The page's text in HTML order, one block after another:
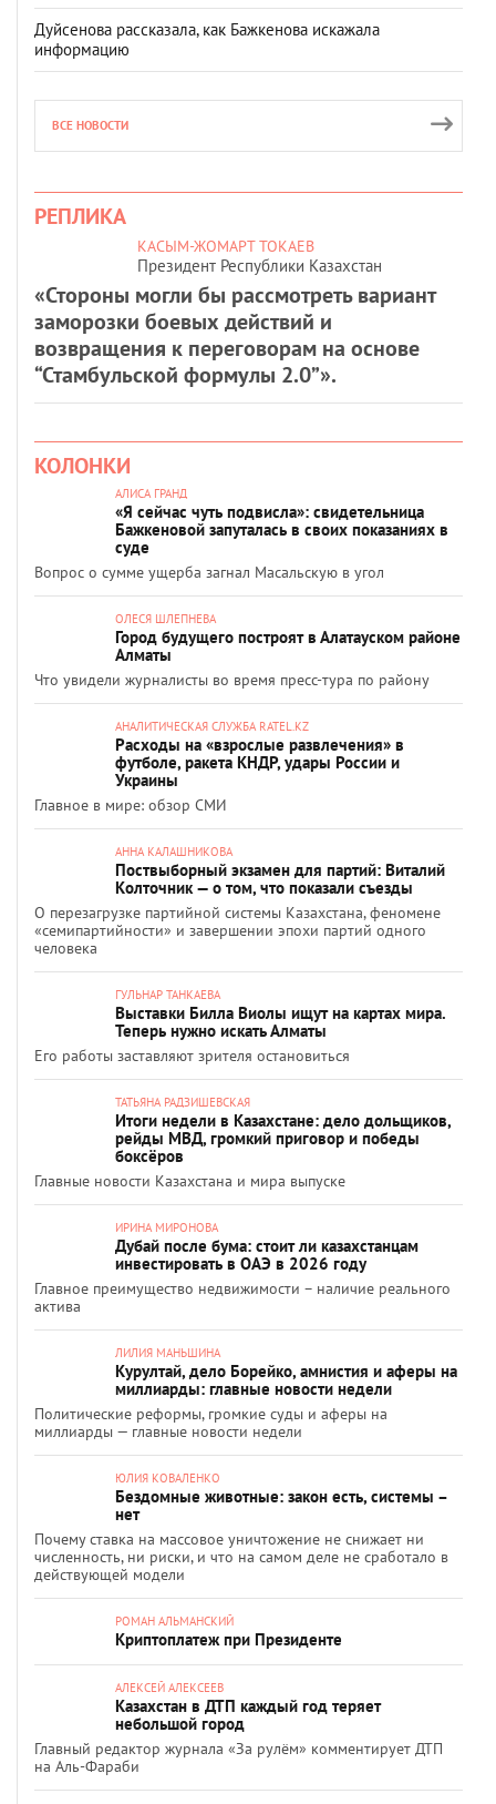
Дуйсенова рассказала, как Бажкенова искажала
информацию
ВСЕ НОВОСТИ
РЕПЛИКА
КАСЫМ-ЖОМАРТ ТОКАЕВ
Президент Республики Казахстан
«Стороны могли бы рассмотреть вариант
заморозки боевых действий и
возвращения к переговорам на основе
“Стамбульской формулы 2.0”».
КОЛОНКИ
АЛИСА ГРАНД
«Я сейчас чуть подвисла»: свидетельница
Бажкеновой запуталась в своих показаниях в
суде
Вопрос о сумме ущерба загнал Масальскую в угол
ОЛЕСЯ ШЛЕПНЕВА
Город будущего построят в Алатауском районе
Алматы
Что увидели журналисты во время пресс-тура по району
АНАЛИТИЧЕСКАЯ СЛУЖБА RATEL.KZ
Расходы на «взрослые развлечения» в
футболе, ракета КНДР, удары России и
Украины
Главное в мире: обзор СМИ
АННА КАЛАШНИКОВА
Поствыборный экзамен для партий: Виталий
Колточник — о том, что показали съезды
О перезагрузке партийной системы Казахстана, феномене
«семипартийности» и завершении эпохи партий одного
человека
ГУЛЬНАР ТАНКАЕВА
Выставки Билла Виолы ищут на картах мира.
Теперь нужно искать Алматы
Его работы заставляют зрителя остановиться
ТАТЬЯНА РАДЗИШЕВСКАЯ
Итоги недели в Казахстане: дело дольщиков,
рейды МВД, громкий приговор и победы
боксёров
Главные новости Казахстана и мира выпуске
ИРИНА МИРОНОВА
Дубай после бума: стоит ли казахстанцам
инвестировать в ОАЭ в 2026 году
Главное преимущество недвижимости – наличие реального
актива
ЛИЛИЯ МАНЬШИНА
Курултай, дело Борейко, амнистия и аферы на
миллиарды: главные новости недели
Политические реформы, громкие суды и аферы на
миллиарды — главные новости недели
ЮЛИЯ КОВАЛЕНКО
Бездомные животные: закон есть, системы –
нет
Почему ставка на массовое уничтожение не снижает ни
численность, ни риски, и что на самом деле не сработало в
действующей модели
РОМАН АЛЬМАНСКИЙ
Криптоплатеж при Президенте
АЛЕКСЕЙ АЛЕКСЕЕВ
Казахстан в ДТП каждый год теряет
небольшой город
Главный редактор журнала «За рулём» комментирует ДТП
на Аль-Фараби